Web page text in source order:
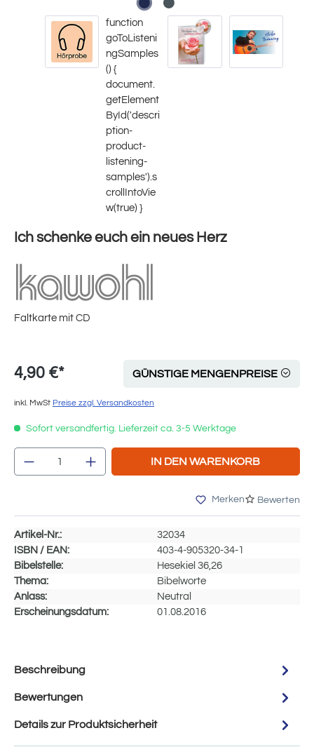
Ich schenke euch ein neues Herz
Faltkarte mit CD
4,90 €* GÜNSTIGE MENGENPREISE
inkl. MwSt Preise zzgl. Versandkosten
Sofort versandfertig. Lieferzeit ca. 3-5 Werktage
Produkt Anzahl: Gib den gewünschten
IN DEN WARENKORB
Merken Bewerten
Artikel-Nr.:
32034
ISBN / EAN:
403-4-905320-34-1
Bibelstelle:
Hesekiel 36,26
Thema:
Bibelworte
Anlass:
Neutral
Erscheinungsdatum:
01.08.2016
Beschreibung
Bewertungen
Details zur Produktsicherheit